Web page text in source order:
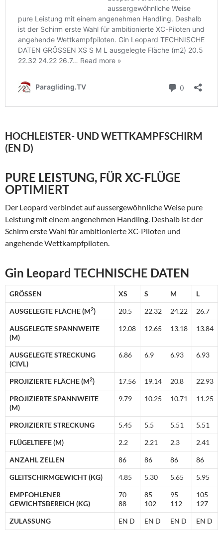
HOCHLEISTER- UND WETTKAMPFSCHIRM
(EN D)
PURE LEISTUNG, FÜR XC-FLÜGE
OPTIMIERT
Der Leopard verbindet auf aussergewöhnliche Weise pure
Leistung mit einem angenehmen Handling. Deshalb ist der
Schirm erste Wahl für ambitionierte XC-Piloten und
angehende Wettkampfpiloten.
Gin Leopard TECHNISCHE DATEN
GRÖSSEN XS S M L
AUSGELEGTE FLÄCHE (M2) 20.5 22.32 24.22 26.7
AUSGELEGTE SPANNWEITE
(M)
12.08 12.65 13.18 13.84
AUSGELEGTE STRECKUNG
(CIVL)
6.86 6.9 6.93 6.93
PROJIZIERTE FLÄCHE (M2) 17.56 19.14 20.8 22.93
PROJIZIERTE SPANNWEITE
(M)
9.79 10.25 10.71 11.25
PROJIZIERTE STRECKUNG 5.45 5.5 5.51 5.51
FLÜGELTIEFE (M) 2.2 2.21 2.3 2.41
ANZAHL ZELLEN 86 86 86 86
GLEITSCHIRMGEWICHT (KG) 4.85 5.30 5.65 5.95
EMPFOHLENER
GEWICHTSBEREICH (KG)
70-
88
85-
102
95-
112
105-
127
ZULASSUNG EN D EN D EN D EN D